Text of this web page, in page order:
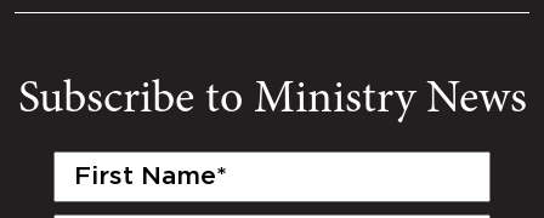
Subscribe to Ministry News
First